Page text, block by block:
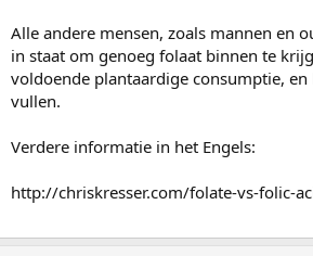
Alle andere mensen, zoals mannen en
in staat om genoeg folaat binnen te
voldoende plantaardige consumptie, en
vullen.
Verdere informatie in het Engels:
http://chriskresser.com/folate-vs-folic-